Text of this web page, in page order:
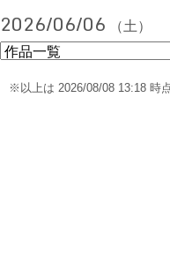
2026/06/06 （土）
※以上は 2026/08/08 13:18 時